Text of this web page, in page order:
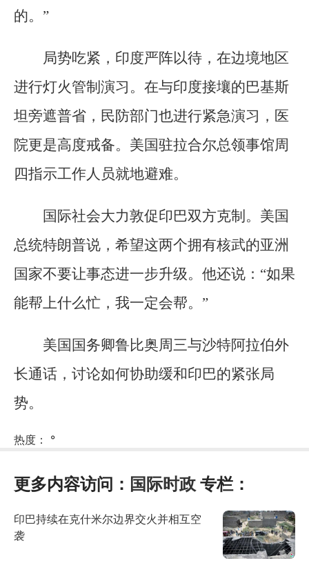
的。”
局势吃紧，印度严阵以待，在边境地区
进行灯火管制演习。在与印度接壤的巴基斯
坦旁遮普省，民防部门也进行紧急演习，医
院更是高度戒备。美国驻拉合尔总领事馆周
四指示工作人员就地避难。
国际社会大力敦促印巴双方克制。美国
总统特朗普说，希望这两个拥有核武的亚洲
国家不要让事态进一步升级。他还说：“如果
能帮上什么忙，我一定会帮。”
美国国务卿鲁比奥周三与沙特阿拉伯外
长通话，讨论如何协助缓和印巴的紧张局
势。
热度： °
更多内容访问： 国际时政 专栏：
印巴持续在克什米尔边界交火并相互空
袭